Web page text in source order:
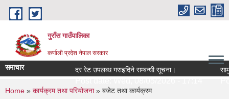
Skip to main content
गुराँस गाउँपालिका
कर्णाली प्रदेश नेपाल सरकार
समाचार दर रेट उपलब्ध गराइदिने सम्बन्धी सूचना।
You are here
Home » कार्यक्रम तथा परियोजना» बजेट तथा कार्यक्रम